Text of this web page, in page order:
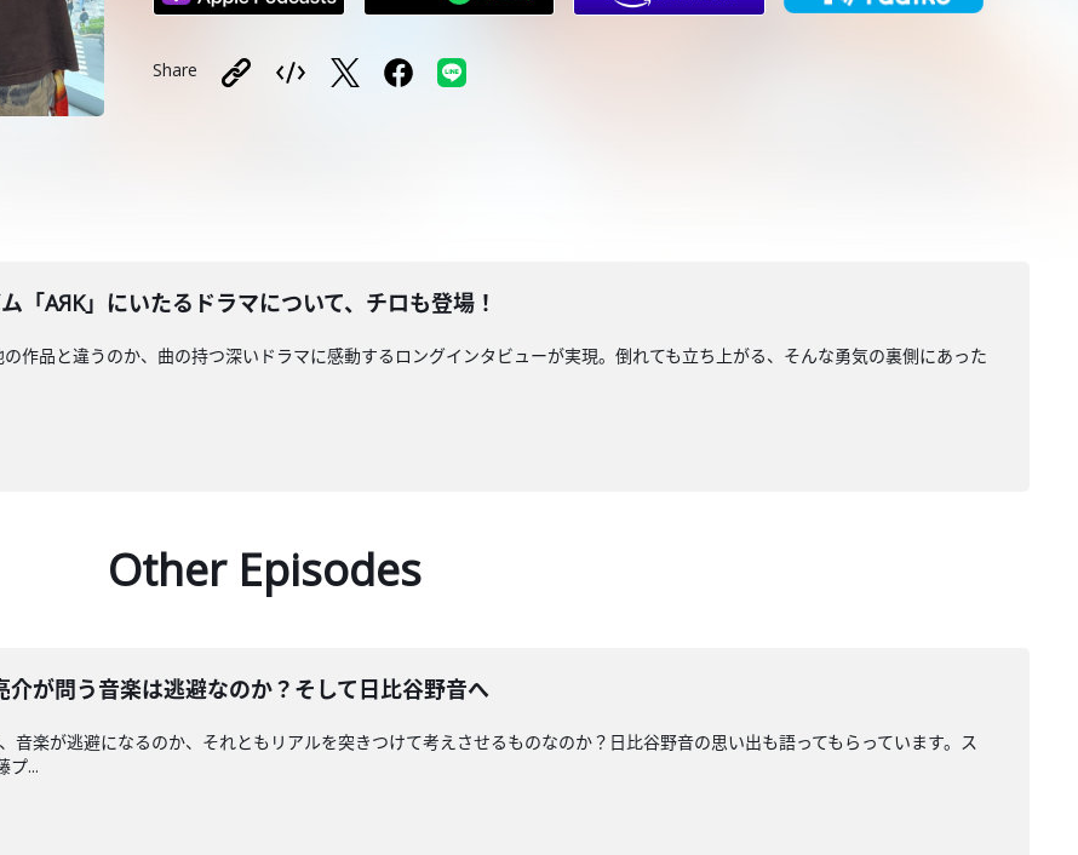
Share
AЯK」にいたるドラマについて、チロも登場！
作品と違うのか、曲の持つ深いドラマに感動するロングインタビューが実現。倒れても立ち上がる、そんな勇気の裏側にあった
Other Episodes
が問う音楽は逃避なのか？そして日比谷野音へ
楽が逃避になるのか、それともリアルを突きつけて考えさせるものなのか？日比谷野音の思い出も語ってもらっています。ス
プ...